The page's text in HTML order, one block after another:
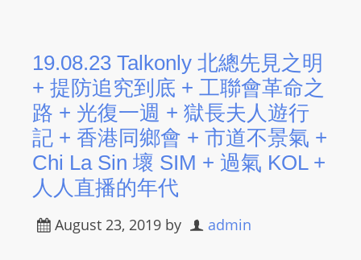
19.08.23 Talkonly 北總先見之明
+ 提防追究到底 + 工聯會革命之
路 + 光復一週 + 獄長夫人遊行
記 + 香港同鄉會 + 市道不景氣 +
Chi La Sin 壞 SIM + 過氣 KOL +
人人直播的年代
August 23, 2019 by admin